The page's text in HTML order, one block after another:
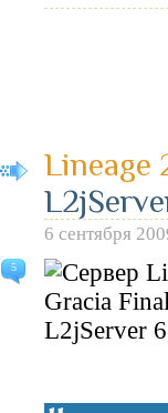
5
Lineage
6 сентября